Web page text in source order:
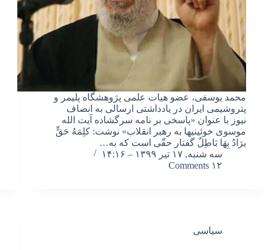
محمد یوسفی، عضو هیات علمی پژوهشگاه پلیمر و
پتروشیمی ایران در یادداشتی ارسالی به انصاف
نیوز با عنوان «پاسخی بر نامه سرگشاده آیت الله
موسوی خوئینیها به رهبر انقلاب» نوشت: کلِمَهُ حَقٍّ
یرَادُ بِهَا بَاطِلٌ گفتار حقّی است که به…
سه شنبه, ۱۷ تیر ۱۳۹۹ – ۱۴:۱۶
۱۲ Comments
سیاسی